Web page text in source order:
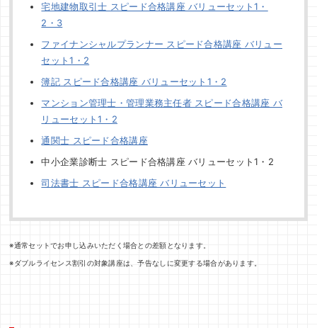
宅地建物取引士 スピード合格講座 バリューセット1・
2・3
ファイナンシャルプランナー スピード合格講座 バリュー
セット1・2
簿記 スピード合格講座 バリューセット1・2
マンション管理士・管理業務主任者 スピード合格講座 バ
リューセット1・2
通関士 スピード合格講座
中小企業診断士 スピード合格講座 バリューセット1・2
司法書士 スピード合格講座 バリューセット
※通常セットでお申し込みいただく場合との差額となります。
※ダブルライセンス割引の対象講座は、予告なしに変更する場合があります。